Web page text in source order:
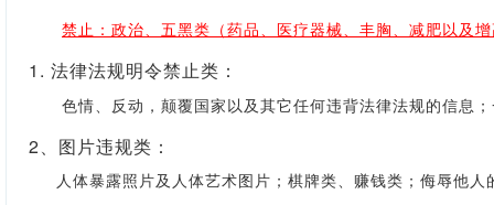
禁止：政治、五黑类（药品、医疗器械、丰胸、减肥以及
1. 法律法规明令禁止类：
色情、反动，颠覆国家以及其它任何违背法律法规的信息
2、图片违规类：
人体暴露照片及人体艺术图片；棋牌类、赚钱类；侮辱他人